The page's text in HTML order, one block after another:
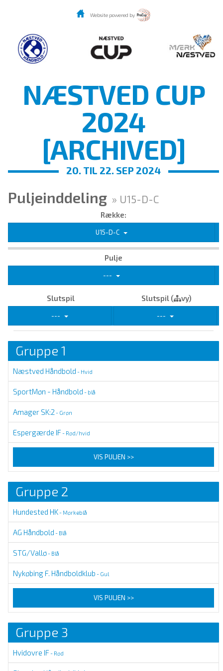
Website powered by
NÆSTVED CUP
2024
[ARCHIVED]
20. TIL 22. SEP 2024
Puljeinddeling » U15-D-C
Række:
U15-D-C
Pulje
---
Slutspil Slutspil ( vy)
--- ---
Gruppe 1
Næstved Håndbold - Hvid
SportMøn - Håndbold - blå
Amager SK:2 - Grøn
Espergærde IF- Rød/hvid
VIS PULJEN >>
Gruppe 2
Hundested HK- Mørkeblå
AG Håndbold - Blå
STG/Vallø- Blå
Nykøbing F. Håndboldklub - Gul
VIS PULJEN >>
Gruppe 3
Hvidovre IF- Rød